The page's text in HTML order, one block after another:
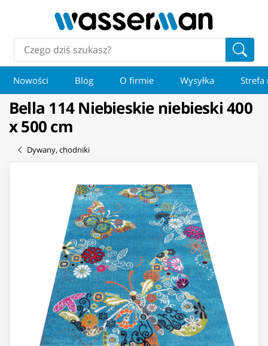
Nowości Blog O firmie Wysyłka Strefa
Bella 114 Niebieskie niebieski 400
x 500 cm
Dywany, chodniki